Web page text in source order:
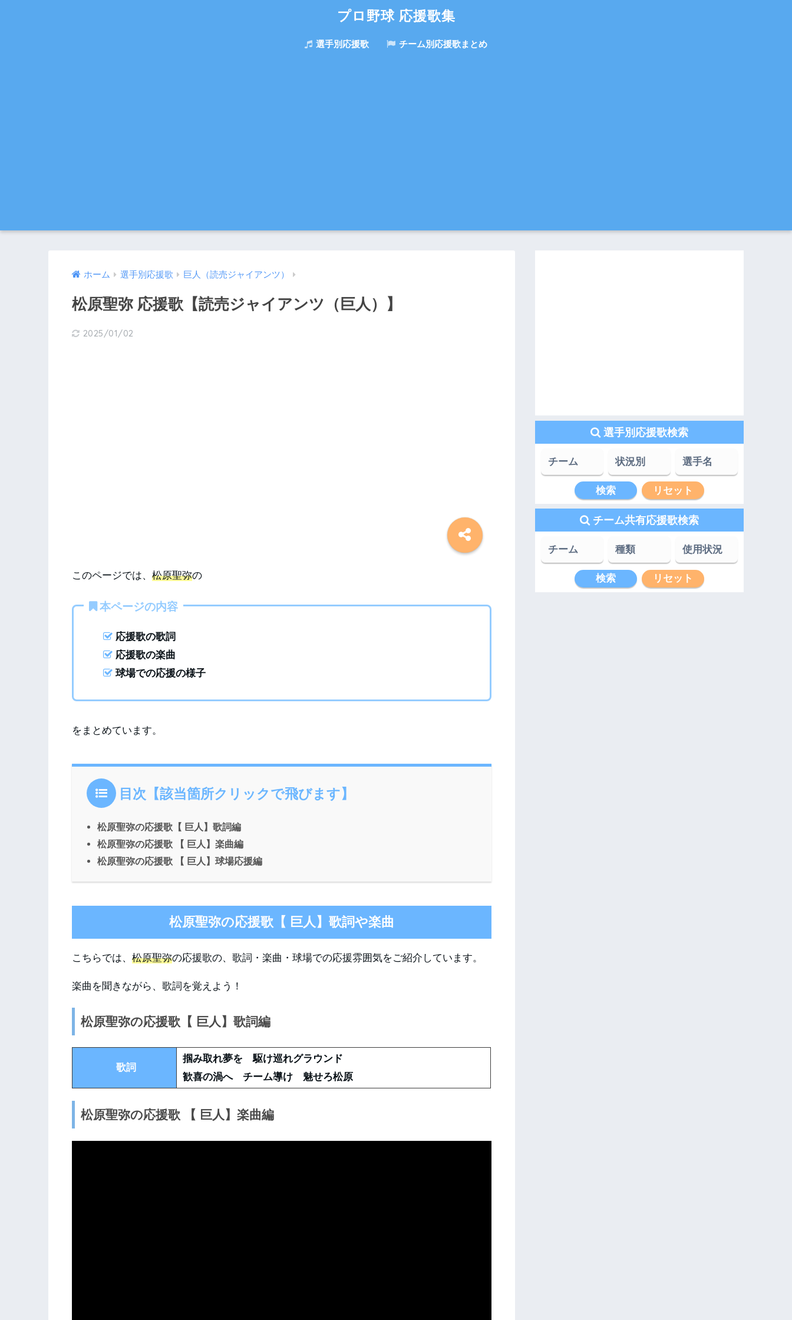
プロ野球 応援歌集
選手別応援歌 チーム別応援歌まとめ
ホーム 選手別応援歌 巨人（読売ジャイアンツ）
松原聖弥 応援歌【読売ジャイアンツ（巨人）】
2025/01/02
このページでは、 松原聖弥の
本ページの内容
応援歌の歌詞
応援歌の楽曲
球場での応援の様子
をまとめています。
目次【該当箇所クリックで飛びます】
松原聖弥の応援歌【 巨人】歌詞編
松原聖弥の応援歌 【 巨人】楽曲編
松原聖弥の応援歌 【 巨人】球場応援編
松原聖弥の応援歌【 巨人】歌詞や楽曲
こちらでは、 松原聖弥の応援歌の、歌詞・楽曲・球場での応援雰囲気をご紹介しています。
楽曲を聞きながら、歌詞を覚えよう！
松原聖弥の応援歌【 巨人】歌詞編
歌詞
掴み取れ夢を 駆け巡れグラウンド
歓喜の渦へ チーム導け 魅せろ松原
松原聖弥の応援歌 【 巨人】楽曲編
選手別応援歌検索
チーム共有応援歌検索